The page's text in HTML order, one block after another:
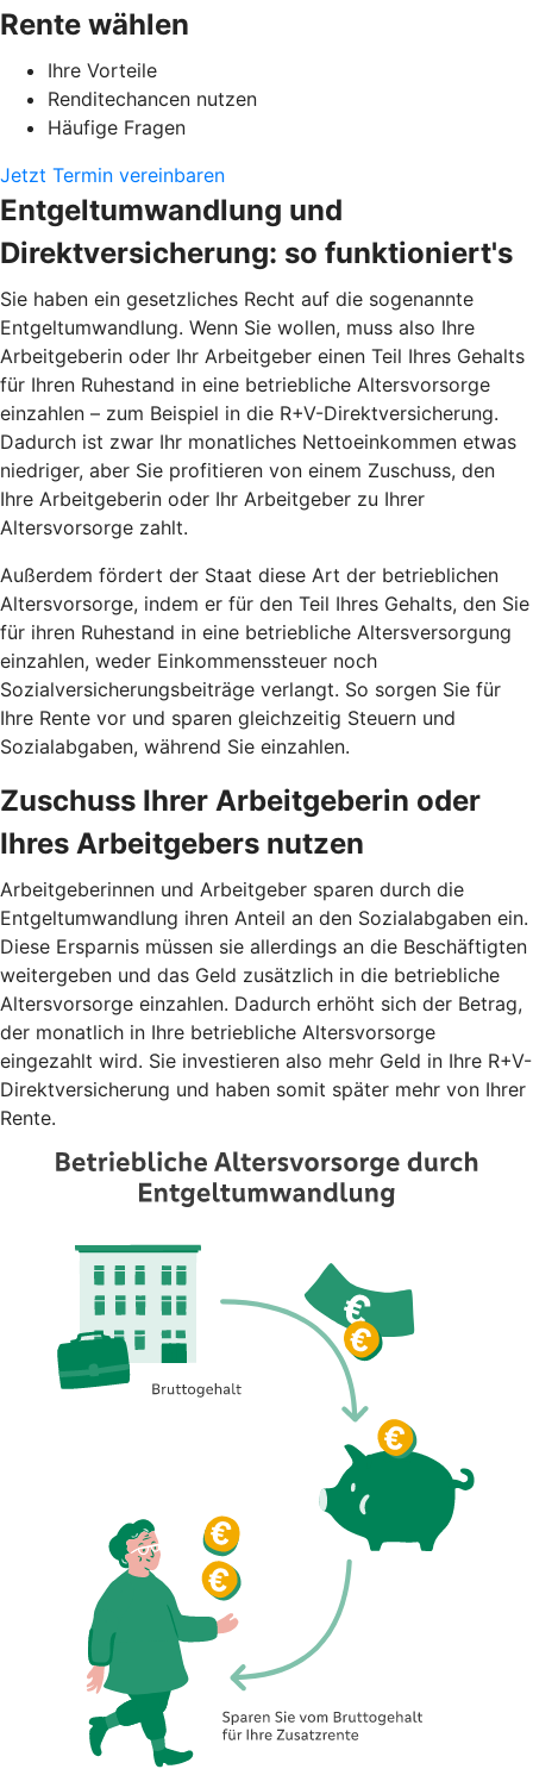
Rente wählen
Ihre Vorteile
Renditechancen nutzen
Häufige Fragen
Jetzt Termin vereinbaren
Entgeltumwandlung und
Direktversicherung: so funktioniert's
Sie haben ein gesetzliches Recht auf die sogenannte
Entgeltumwandlung. Wenn Sie wollen, muss also Ihre
Arbeitgeberin oder Ihr Arbeitgeber einen Teil Ihres Gehalts
für Ihren Ruhestand in eine betriebliche Altersvorsorge
einzahlen – zum Beispiel in die R+V-Direktversicherung.
Dadurch ist zwar Ihr monatliches Nettoeinkommen etwas
niedriger, aber Sie profitieren von einem Zuschuss, den
Ihre Arbeitgeberin oder Ihr Arbeitgeber zu Ihrer
Altersvorsorge zahlt.
Außerdem fördert der Staat diese Art der betrieblichen
Altersvorsorge, indem er für den Teil Ihres Gehalts, den Sie
für ihren Ruhestand in eine betriebliche Altersversorgung
einzahlen, weder Einkommenssteuer noch
Sozialversicherungsbeiträge verlangt. So sorgen Sie für
Ihre Rente vor und sparen gleichzeitig Steuern und
Sozialabgaben, während Sie einzahlen.
Zuschuss Ihrer Arbeitgeberin oder
Ihres Arbeitgebers nutzen
Arbeitgeberinnen und Arbeitgeber sparen durch die
Entgeltumwandlung ihren Anteil an den Sozialabgaben ein.
Diese Ersparnis müssen sie allerdings an die Beschäftigten
weitergeben und das Geld zusätzlich in die betriebliche
Altersvorsorge einzahlen. Dadurch erhöht sich der Betrag,
der monatlich in Ihre betriebliche Altersvorsorge
eingezahlt wird. Sie investieren also mehr Geld in Ihre R+V-
Direktversicherung und haben somit später mehr von Ihrer
Rente.